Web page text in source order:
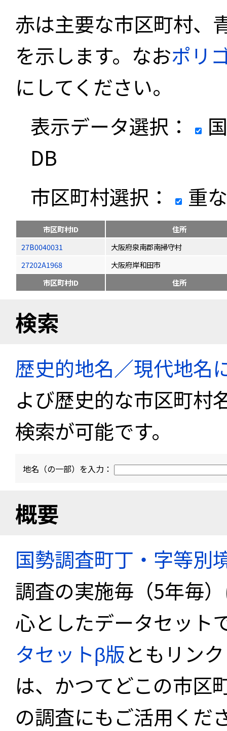
赤は主要な市区町村、
を示します。なおポリ
にしてください。
表示データ選択：
DB
市区町村選択：
重
市区町村ID
住所
27B0040031
大阪府泉南郡南掃守村
27202A1968
大阪府岸和田市
市区町村ID
住所
検索
歴史的地名／現代地名
よび歴史的な市区町村
検索が可能です。
地名（の一部）を入力：
概要
国勢調査町丁・字等別
調査の実施毎（5年毎
心としたデータセット
タセットβ版ともリン
は、かつてどこの市区
の調査にもご活用くだ